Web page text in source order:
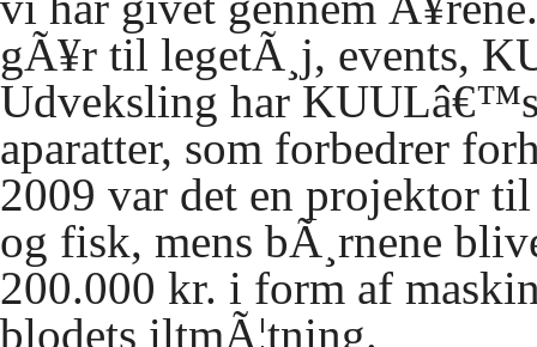
gÃ¥r til legetÃ¸j, events,
Udveksling har
aparatter, som forbedrer
2009 var det en projektor
og fisk, mens bÃ¸rnene
200.000 kr. i form af
blodets iltmÃ¦tning.